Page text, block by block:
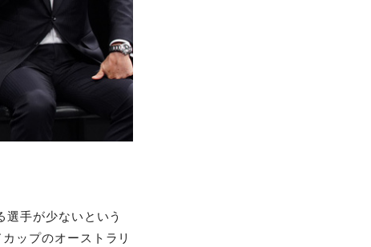
手が少ないという
ップのオーストラリ